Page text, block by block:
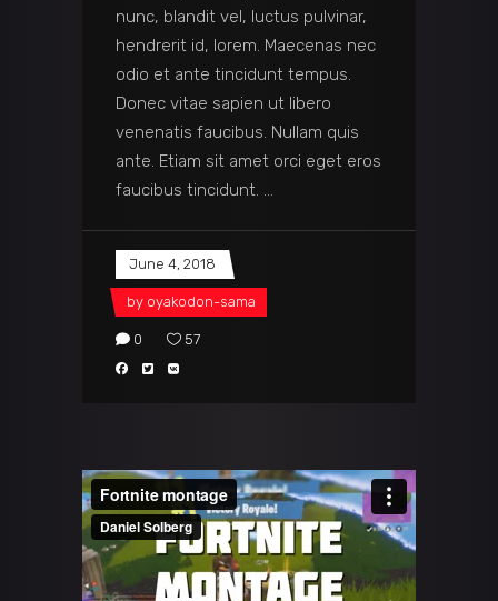
nunc, blandit vel, luctus pulvinar,
hendrerit id, lorem. Maecenas nec
odio et ante tincidunt tempus.
Donec vitae sapien ut libero
venenatis faucibus. Nullam quis
ante. Etiam sit amet orci eget eros
faucibus tincidunt.
June 4, 2018
by oyakodon-sama
0 57